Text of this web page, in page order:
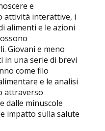
e
attività interattive, i
alimenti e le azioni
Giovani e meno
in una serie di brevi
come filo
e le analisi
attraverso
dalle minuscole
impatto sulla salute